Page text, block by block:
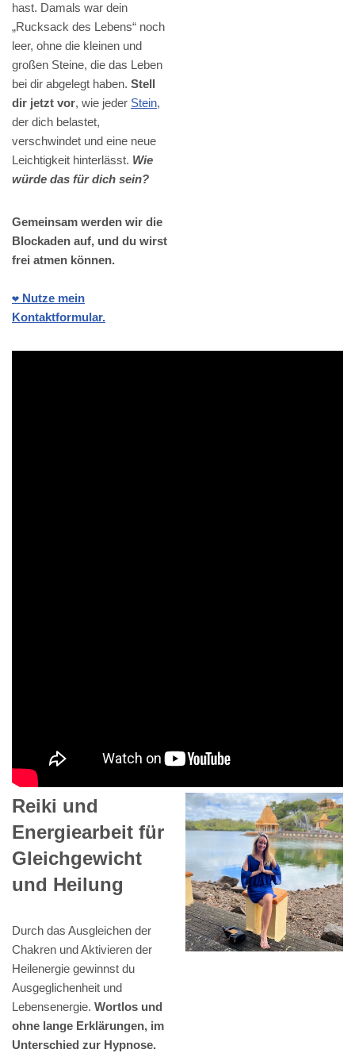
hast. Damals war dein
„Rucksack des Lebens“ noch
leer, ohne die kleinen und
großen Steine, die das Leben
bei dir abgelegt haben. Stell
dir jetzt vor, wie jeder Stein,
der dich belastet,
verschwindet und eine neue
Leichtigkeit hinterlässt. Wie
würde das für dich sein?
Gemeinsam werden wir die
Blockaden auf, und du wirst
frei atmen können.
❤️ Nutze mein
Kontaktformular.
Reiki und
Energiearbeit für
Gleichgewicht
und Heilung
Durch das Ausgleichen der
Chakren und Aktivieren der
Heilenergie gewinnst du
Ausgeglichenheit und
Lebensenergie. Wortlos und
ohne lange Erklärungen, im
Unterschied zur Hypnose.